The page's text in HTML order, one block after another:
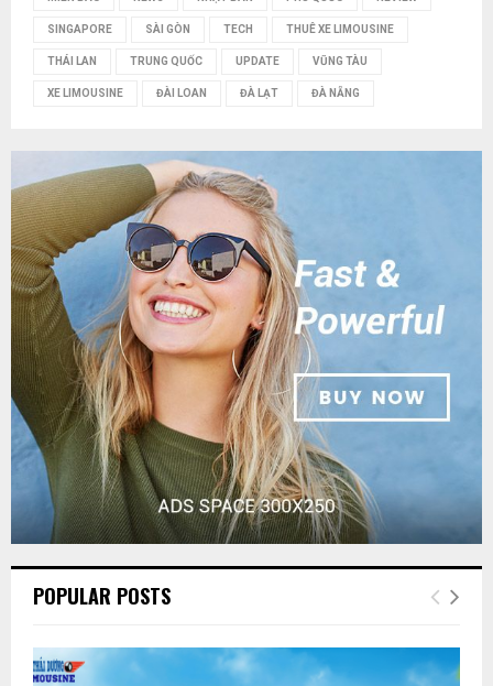
SINGAPORE SÀI GÒN TECH THUÊ XE LIMOUSINE
THÁI LAN TRUNG QUỐC UPDATE VŨNG TÀU
XE LIMOUSINE ĐÀI LOAN ĐÀ LẠT ĐÀ NẴNG
POPULAR POSTS